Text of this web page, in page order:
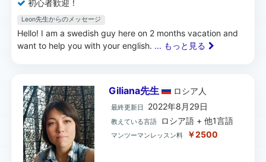
初心者歓迎！
Leon先生からのメッセージ
Hello! I am a swedish guy here on 2 months vacation and
want to help you with your english. ... もっと見る
Giliana先生 ロシア 人
最終更新日 2022年8月29日
教えている言語 ロシア語 + 他1言語
マンツーマンレッスン料 ￥2500